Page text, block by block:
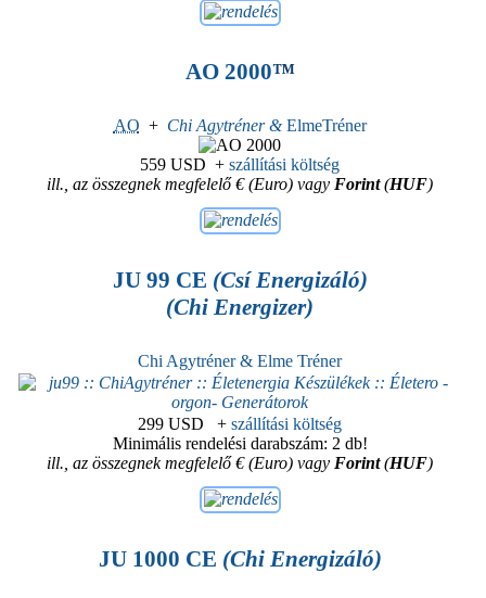
AO 2000™
AO + Chi Agytréner &ElmeTréner
559 USD + szállítási költség
ill., az összegnek megfelelő € (Euro) vagy Forint(HUF)
JU 99 CE (Csí Energizáló)
(Chi Energizer)
Chi Agytréner & Elme Tréner
299 USD + szállítási költség
Minimális rendelési darabszám: 2 db!
ill., az összegnek megfelelő € (Euro) vagy Forint(HUF)
JU 1000 CE (Chi Energizáló)